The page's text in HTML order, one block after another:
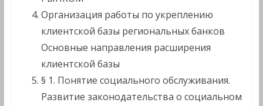
Организация работы по укреплению
клиентской базы региональных банков
Основные направления расширения
клиентской базы
§ 1. Понятие социального обслуживания.
Развитие законодательства о социальном